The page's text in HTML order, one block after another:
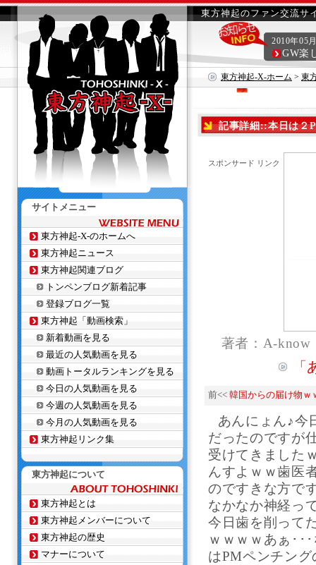
東方神起のファン交流サ
東方神起-X-ホーム > 東
2010年05
GW楽
記事詳細::本日は２
スポンサード リンク
著者：A-know
前<< 韓国からの届け物ｗ
あんにょん♪今
だったのですが
受けてきました
んすよｗｗ歯医
のですきな方で
なかなか神経
今日歯を削って
ｗｗｗｗあぁ･･
はPMペンチン
サイトメニュー
東方神起-X-のホームへ
東方神起ニュース
東方神起関連ブログ
トンペンブログ新着記事
登録ブログ一覧
東方神起「動画検索」
新着動画を見る
最近の人気動画を見る
動画トータルランキングを見る
今日の人気動画を見る
今週の人気動画を見る
今月の人気動画を見る
東方神起リンク集
東方神起について
東方神起とは
東方神起メンバーについて
東方神起の歴史
マナーについて